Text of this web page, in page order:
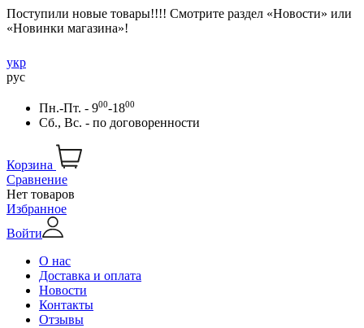
Поступили новые товары!!!! Смотрите раздел «Новости» или
«Новинки магазина»!
укр
рус
Пн.-Пт. - 900-1800
Сб., Вс. - по договоренности
Корзина
Сравнение
Нет товаров
Избранное
Войти
О нас
Доставка и оплата
Новости
Контакты
Отзывы